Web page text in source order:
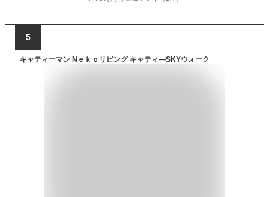
5
キャティーマン Nｅｋｏリビング キャティ―SKYウォーク